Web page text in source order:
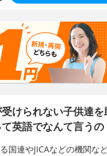
けられない子供達
英語でなんて言うの
国連やJICAなどの機関な